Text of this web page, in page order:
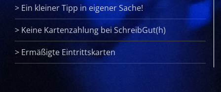
> Ein kleiner Tipp in eigener Sache!
> Keine Kartenzahlung bei SchreibGut(h)
> Ermäßigte Eintrittskarten